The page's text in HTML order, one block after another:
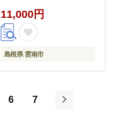
11,000円
島根県 雲南市
6
7